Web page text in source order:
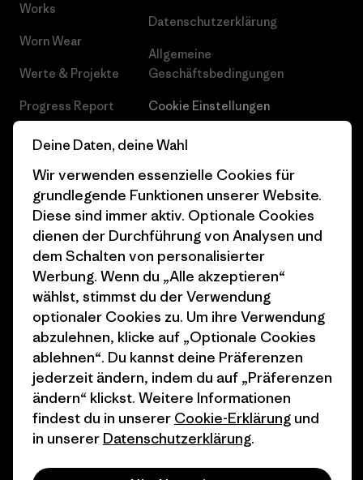
Works
Worn Wear
Werte & Projekte
Progress Report
Business Unusual
Klimaziele
1% For The Planet
Wie wir finanzieren
Geschenkgutscheine
Stores in deiner
Nähe
Datenschutzerklärung
Allgemeine
Geschäftsbedingungen
Cookie Einstellungen
Karriere
Pressekontakt
Industry program
Affiliate-Programm
Patagonia Deutschland
Seitenverzeichnis
© 2026 Patagonia, Inc. All Rights Reserved.
Deine Daten, deine Wahl
Wir verwenden essenzielle Cookies für
grundlegende Funktionen unserer Website.
Diese sind immer aktiv. Optionale Cookies
dienen der Durchführung von Analysen und
dem Schalten von personalisierter
Werbung. Wenn du „Alle akzeptieren“
wählst, stimmst du der Verwendung
optionaler Cookies zu. Um ihre Verwendung
abzulehnen, klicke auf „Optionale Cookies
ablehnen“. Du kannst deine Präferenzen
jederzeit ändern, indem du auf „Präferenzen
ändern“ klickst. Weitere Informationen
findest du in unserer Cookie-Erklärung und
in unserer Datenschutzerklärung.